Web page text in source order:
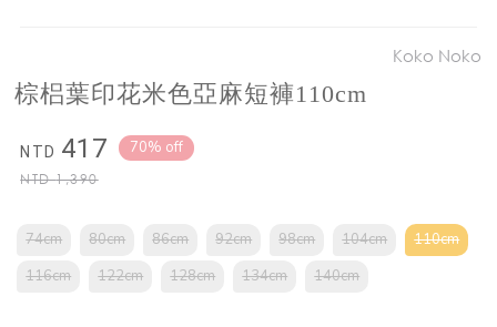
Koko Noko
棕梠葉印花米色亞麻短褲110cm
NTD 417
NTD1,390
70% off
74cm 80cm 86cm 92cm 98cm 104cm
110cm
116cm
122cm 128cm 134cm 140cm